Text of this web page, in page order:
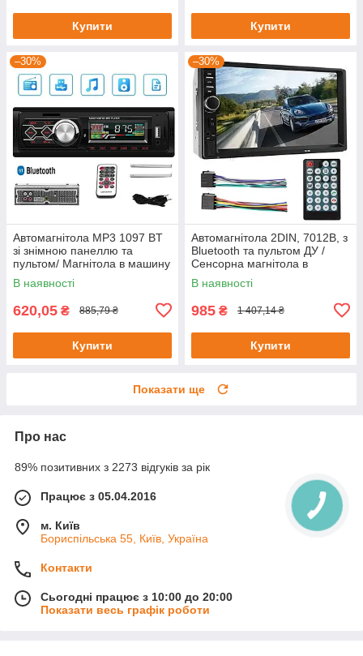
Купити Купити
–30%
Автомагнітола MP3 1097 BT
зі знімною панеллю та
пультом/ Магнітола в машину
з Bluetooth + USB + SD + AUX
В наявності
620,05 ₴ 885,79 ₴
Купити
–30%
Автомагнітола 2DIN, 7012B, з
Bluetooth та пультом ДУ /
Сенсорна магнітола в
машину / Мультимедія
В наявності
985 ₴ 1 407,14 ₴
Купити
Показати ще
Про нас
89% позитивних з 2273 відгуків за рік
Працює з 05.04.2016
м. Київ
Бориспільська 55, Київ, Україна
Контакти
Сьогодні працює з 10:00 до 20:00
Показати весь графік роботи